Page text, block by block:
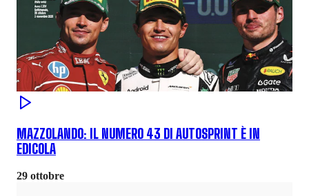
MAZZOLANDO: IL NUMERO 43 DI AUTOSPRINT È IN
EDICOLA
29 ottobre